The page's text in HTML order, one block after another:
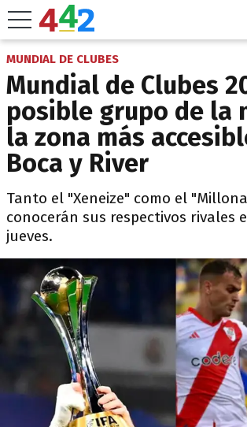
MUNDIAL DE CLUBES
Mundial de Clubes
posible grupo de la
la zona más
Boca y River
Tanto el "Xeneize" como el
conocerán sus respectivos rivales
jueves.